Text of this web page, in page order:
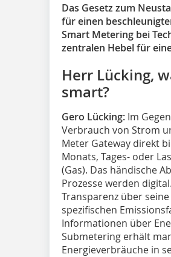
Das Gesetz zum
für einen
Smart Metering bei
zentralen Hebel für
Herr Lücking,
smart?
Gero Lücking: Im
Verbrauch von Strom
Meter Gateway direkt
Monats, Tages- oder
(Gas). Das händische
Prozesse werden
Transparenz über
spezifischen
Informationen über
Submetering erhält
Energieverbräuche in